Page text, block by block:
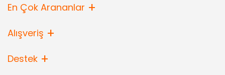
En Çok Arananlar
Alışveriş
Destek